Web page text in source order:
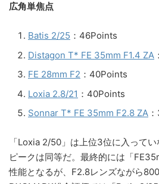
広角単焦点
Batis 2/25 ：46Points
Distagon T* FE 35mm F1.4 ZA
FE 28mm F2 ：40Points
Loxia 2.8/21 ：40Points
Sonnar T* FE 35mm F2.8 ZA
「Loxia 2/50」は上位3位に入って
ピークは同等だ。最終的には「
性能となるが、F2.8レンズながら800